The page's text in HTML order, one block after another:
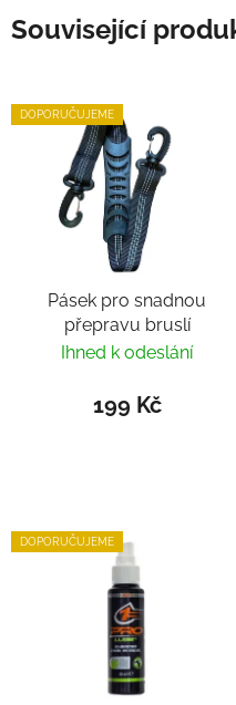
Související
DOPORUČUJEME
Pásek pro snadnou
přepravu bruslí
Ihned k odeslání
199 Kč
DOPORUČUJEME